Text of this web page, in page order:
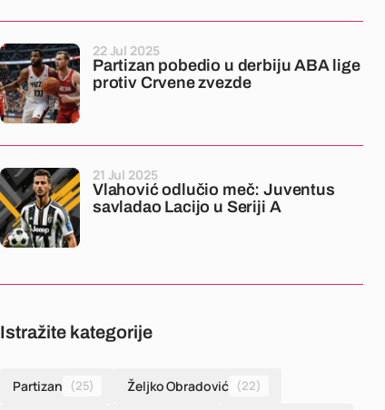
Partizan pobedio u derbiju ABA lige
protiv Crvene zvezde
22 Jul 2025
Vlahović odlučio meč: Juventus
savladao Lacijo u Seriji A
21 Jul 2025
Istražite kategorije
Partizan (25) Željko Obradović (22)